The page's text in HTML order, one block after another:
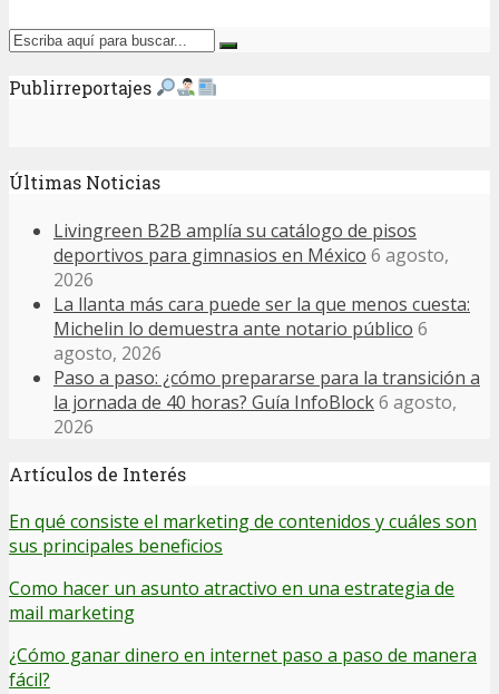
Publirreportajes
Últimas Noticias
Livingreen B2B amplía su catálogo de pisos
deportivos para gimnasios en México 6 agosto,
2026
La llanta más cara puede ser la que menos cuesta:
Michelin lo demuestra ante notario público 6
agosto, 2026
Paso a paso: ¿cómo prepararse para la transición a
la jornada de 40 horas? Guía InfoBlock6 agosto,
2026
Artículos de Interés
En qué consiste el marketing de contenidos y cuáles son
sus principales beneficios
Como hacer un asunto atractivo en una estrategia de
mail marketing
¿Cómo ganar dinero en internet paso a paso de manera
fácil?